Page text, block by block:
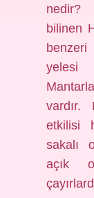
nedir?
bilinen
yelesi
etkilisi
sakalı
açık